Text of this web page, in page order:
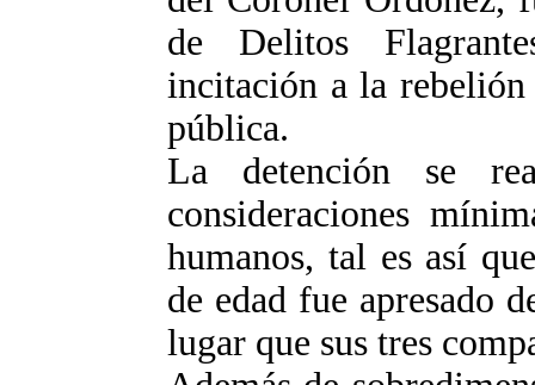
de Delitos
incitación a la
pública.
La detención se
consideraciones
humanos, tal es así
de edad fue apresado
lugar que sus tres